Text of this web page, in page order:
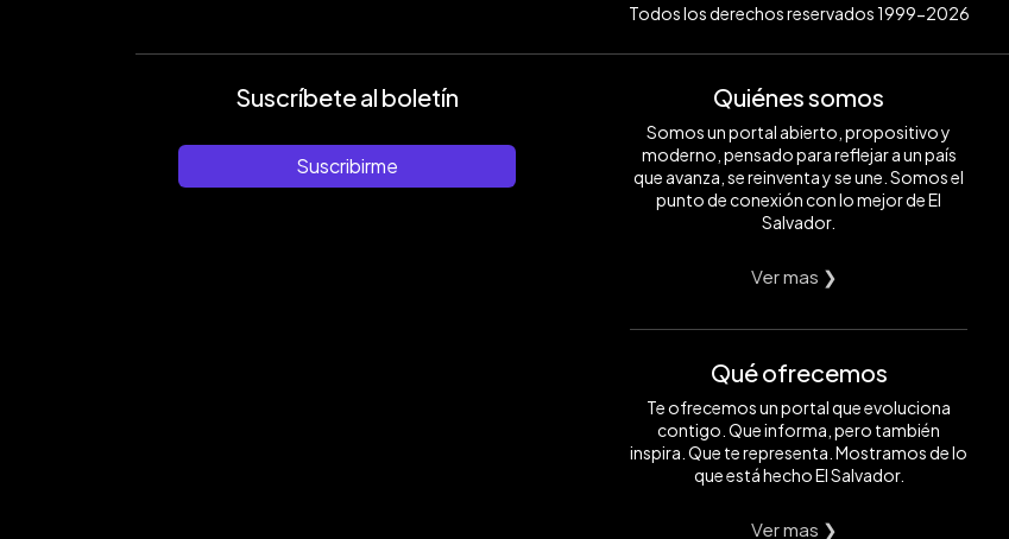
Todos los derechos reservados 1999-2026
Suscríbete al boletín
Suscribirme
Quiénes somos
Somos un portal abierto, propositivo y
moderno, pensado para reflejar a un país
que avanza, se reinventa y se une. Somos el
punto de conexión con lo mejor de El
Salvador.
Ver mas ❯
Qué ofrecemos
Te ofrecemos un portal que evoluciona
contigo. Que informa, pero también
inspira. Que te representa. Mostramos de lo
que está hecho El Salvador.
Ver mas ❯